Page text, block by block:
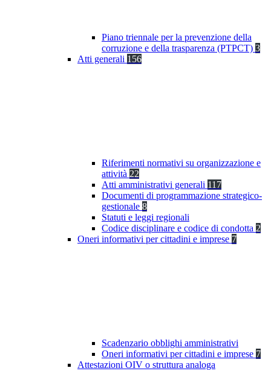
Piano triennale per la prevenzione della
corruzione e della trasparenza (PTPCT) 3
Atti generali 156
Riferimenti normativi su organizzazione e
attività 22
Atti amministrativi generali 117
Documenti di programmazione strategico-
gestionale 8
Statuti e leggi regionali
Codice disciplinare e codice di condotta 2
Oneri informativi per cittadini e imprese 7
Scadenzario obblighi amministrativi
Oneri informativi per cittadini e imprese 7
Attestazioni OIV o struttura analoga